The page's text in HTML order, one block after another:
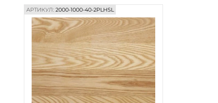
АРТИКУЛ:2000-1000-40-2PLHSL